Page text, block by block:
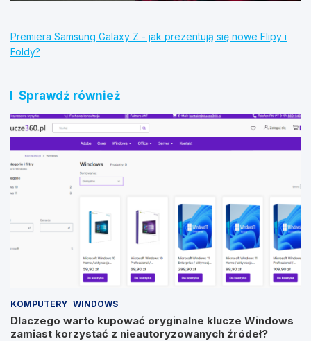
Premiera Samsung Galaxy Z - jak prezentują się nowe Flipy i
Foldy?
Sprawdź również
KOMPUTERY WINDOWS
Dlaczego warto kupować oryginalne klucze Windows
zamiast korzystać z nieautoryzowanych źródeł?